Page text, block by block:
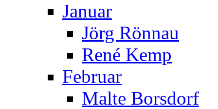
Januar
Jörg Rönnau
René Kemp
Februar
Malte Borsdorf